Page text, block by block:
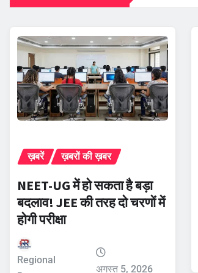
ख़बरें ख़बरों की ख़बर
NEET-UG में हो सकता है बड़ा
बदलाव! JEE की तरह दो चरणों में
होगी परीक्षा
Regional
अगस्त 5, 2026